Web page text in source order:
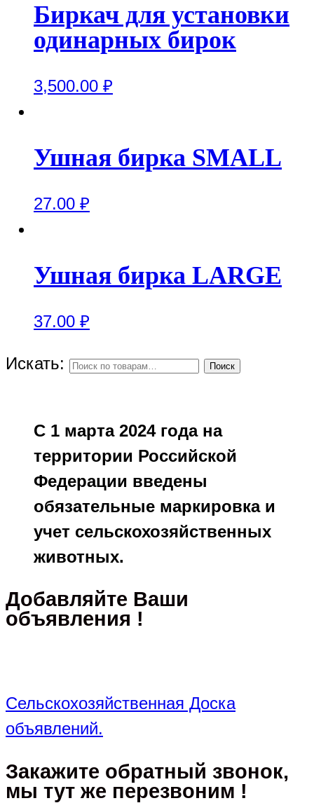
Биркач для установки
одинарных бирок
3,500.00 ₽
Ушная бирка SMALL
27.00 ₽
Ушная бирка LARGE
37.00 ₽
Искать: Поиск
С 1 марта 2024 года на
территории Российской
Федерации введены
обязательные маркировка и
учет сельскохозяйственных
животных.
Добавляйте Ваши
объявления !
Сельскохозяйственная Доска
объявлений.
Закажите обратный звонок,
мы тут же перезвоним !